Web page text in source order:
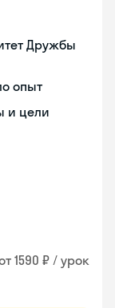
Дружбы
опыт
и цели
1590 ₽ / урок